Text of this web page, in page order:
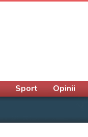
Sport Opinii